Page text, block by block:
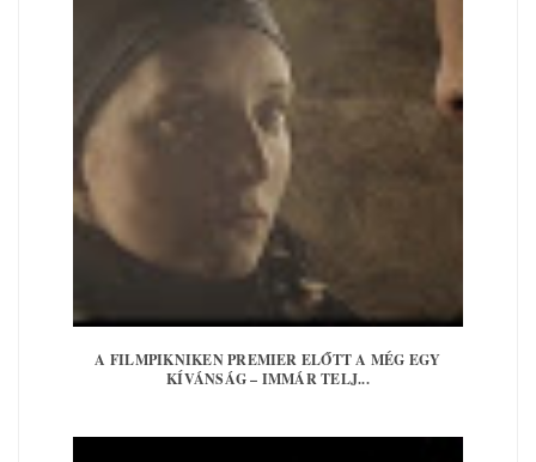
A FILMPIKNIKEN PREMIER ELŐTT A MÉG EGY
KÍVÁNSÁG – IMMÁR TELJ...